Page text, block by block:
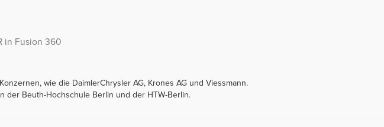
in Fusion 360
wie die DaimlerChrysler AG, Krones AG und Viessmann.
der Beuth-Hochschule Berlin und der HTW-Berlin.